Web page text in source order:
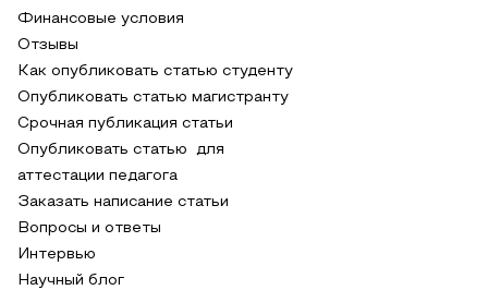
Финансовые условия
Отзывы
Как опубликовать статью студенту
Опубликовать статью магистранту
Срочная публикация статьи
Опубликовать статью для
аттестации педагога
Заказать написание статьи
Вопросы и ответы
Интервью
Научный блог